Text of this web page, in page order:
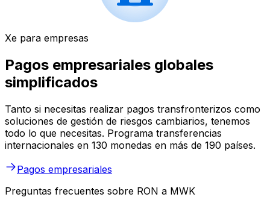
Xe para empresas
Pagos empresariales globales
simplificados
Tanto si necesitas realizar pagos transfronterizos como
soluciones de gestión de riesgos cambiarios, tenemos
todo lo que necesitas. Programa transferencias
internacionales en 130 monedas en más de 190 países.
Pagos empresariales
Preguntas frecuentes sobre RON a MWK